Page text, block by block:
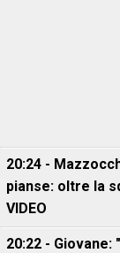
20:24 -
pianse: oltre la
VIDEO
20:22 -